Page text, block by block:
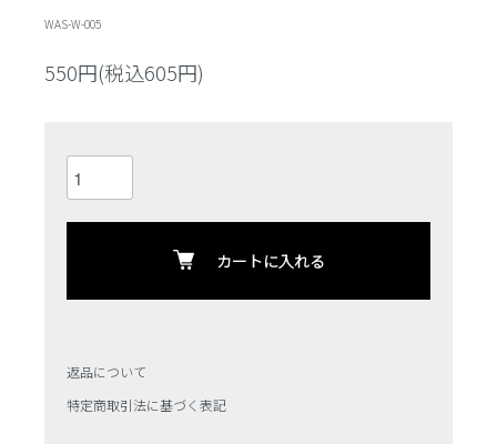
WAS-W-005
550円(税込605円)
カートに入れる
返品について
特定商取引法に基づく表記